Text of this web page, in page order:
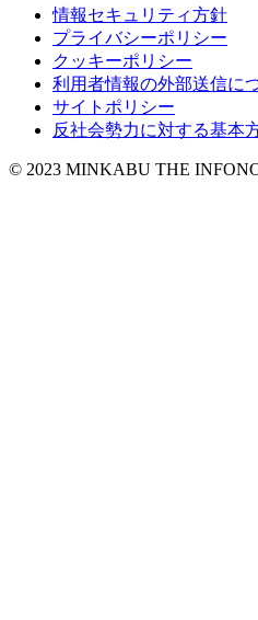
情報セキュリティ方針
プライバシーポリシー
クッキーポリシー
利用者情報の外部送信に
サイトポリシー
反社会勢力に対する基本
© 2023 MINKABU THE